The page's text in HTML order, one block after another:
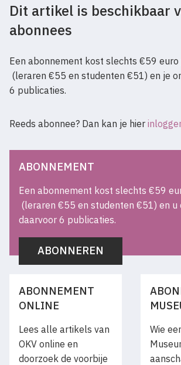
Dit artikel is beschikbaar
abonnees
Een abonnement kost slechts €59
(leraren €55 en studenten €51) en je
6 publicaties.
Reeds abonnee? Dan kan je hier
ABONNEMENT
Een abonnement kost slechts €59
(leraren €55 en studenten €51) en u
daarvoor 6 publicaties.
ABONNEREN
ABONNEMENT
ONLINE
Lees alle artikels van
OKV online en
doorzoek de voorbije
Wie